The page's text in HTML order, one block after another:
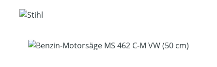
Bildergalerie überspringen